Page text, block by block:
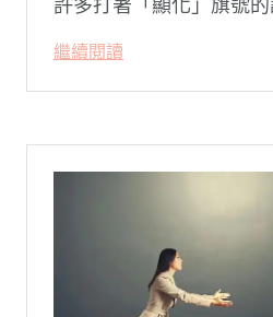
許多打著「顯化」旗號
能吸引財富、關係與健康
療癒，卻經常缺乏實證
繼續閱讀